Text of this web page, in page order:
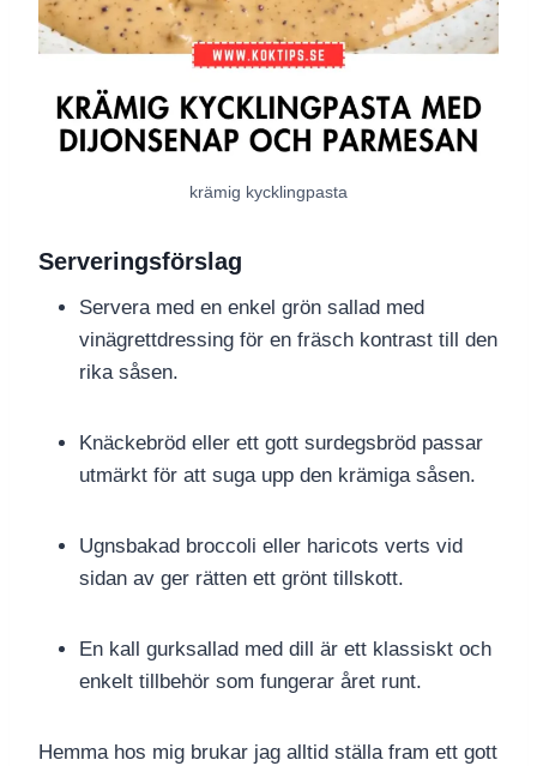
krämig kycklingpasta
Serveringsförslag
Servera med en enkel grön sallad med
vinägrettdressing för en fräsch kontrast till den
rika såsen.
Knäckebröd eller ett gott surdegsbröd passar
utmärkt för att suga upp den krämiga såsen.
Ugnsbakad broccoli eller haricots verts vid
sidan av ger rätten ett grönt tillskott.
En kall gurksallad med dill är ett klassiskt och
enkelt tillbehör som fungerar året runt.
Hemma hos mig brukar jag alltid ställa fram ett gott